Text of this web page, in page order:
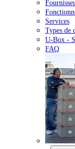
Services
Types de
U-Box -
FAQ